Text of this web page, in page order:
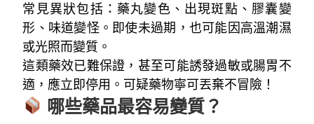
常見異狀包括：藥丸變色、出現斑點、膠囊變
形、味道變怪。即使未過期，也可能因高溫潮濕
或光照而變質。
這類藥效已難保證，甚至可能誘發過敏或腸胃不
適，應立即停用。可疑藥物寧可丟棄不冒險！
哪些藥品最容易變質？